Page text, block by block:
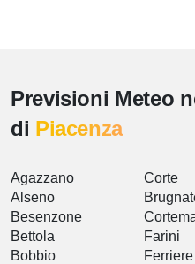
Previsioni Meteo
di Piacenza
Agazzano
Alseno
Besenzone
Bettola
Bobbio
Corte
Farini
Ferriere